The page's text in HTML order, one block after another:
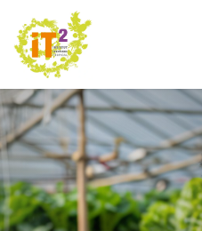
Se rendre au contenu